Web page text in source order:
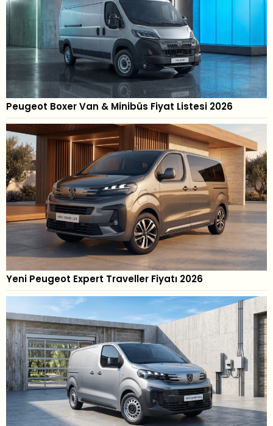
Peugeot Boxer Van & Minibüs Fiyat Listesi 2026
Yeni Peugeot Expert Traveller Fiyatı 2026